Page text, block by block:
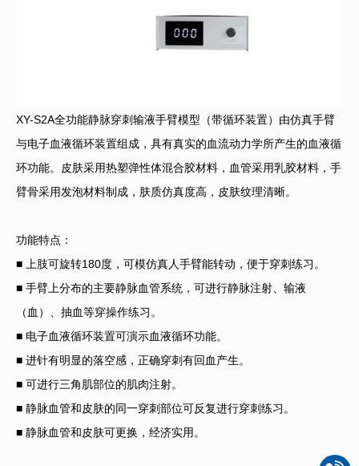
XY-S2A全功能静脉穿刺输液手臂模型（带循环装置）由仿真手臂
与电子血液循环装置组成，具有真实的血流动力学所产生的血液循
环功能。皮肤采用热塑弹性体混合胶材料，血管采用乳胶材料，手
臂骨采用发泡材料制成，肤质仿真度高，皮肤纹理清晰。
功能特点：
■ 上肢可旋转180度，可模仿真人手臂能转动，便于穿刺练习。
■ 手臂上分布的主要静脉血管系统，可进行静脉注射、输液
（血）、抽血等穿操作练习。
■ 电子血液循环装置可演示血液循环功能。
■ 进针有明显的落空感，正确穿刺有回血产生。
■ 可进行三角肌部位的肌肉注射。
■ 静脉血管和皮肤的同一穿刺部位可反复进行穿刺练习。
■ 静脉血管和皮肤可更换，经济实用。